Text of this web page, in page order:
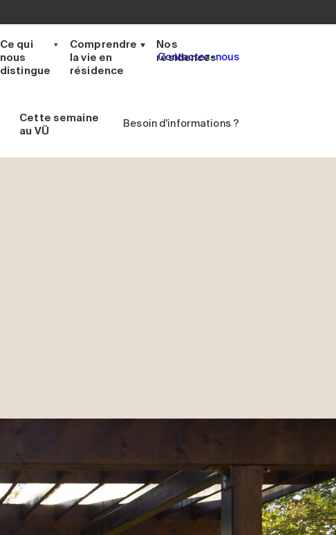
Ce qui
nous
distingue
Comprendre
la vie en
résidence
Nos
résidences
Contactez-nous
Cette semaine
au VÜ
Besoin d'informations ?